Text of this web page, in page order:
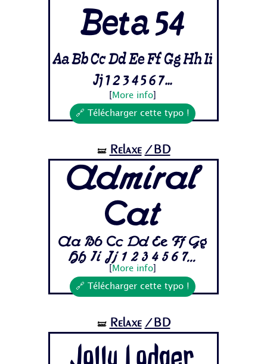
Beta 54
Aa Bb Cc Dd Ee Ff Gg Hh Ii
Jj 1 2 3 4 5 6 7...
More info]
🔗 Télécharger cette typo !
🝛 Relaxe /BD
Admiral
Cat
Aa Bb Cc Dd Ee Ff Gg
Hh Ii Jj 1 2 3 4 5 6 7...
More info]
🔗 Télécharger cette typo !
🝛 Relaxe /BD